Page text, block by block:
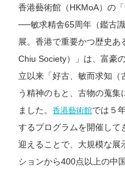
香港藝術館（HKMoA）の
──敏求精舎65周年（鑑古
展。香港で重要かつ歴史あ
Chiu Society）」は、富豪
立以来「好古、敏而求知（
う精神のもと、古物の蒐集
ました。香港藝術館では５
するプログラムを開催して
迎えることで、大規模な展
ションから400点以上の中